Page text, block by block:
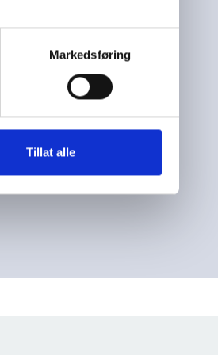
Markedsføring
Tillat alle
uten